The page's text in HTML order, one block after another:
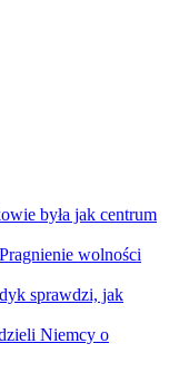
była jak centrum
wolności
sprawdzi, jak
Niemcy o